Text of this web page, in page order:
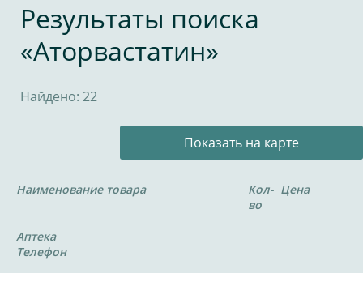
Результаты поиска
«Аторвастатин»
Найдено: 22
Показать на карте
Наименование товара
Кол-
во
Цена
Аптека
Телефон